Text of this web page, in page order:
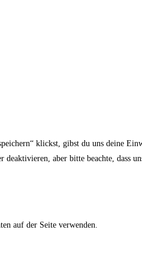
klickst, gibst du uns deine
aber bitte beachte, dass
auf der Seite verwenden.